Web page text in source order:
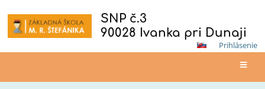
SNP č.3
90028 Ivanka pri Dunaji
Prihlásenie